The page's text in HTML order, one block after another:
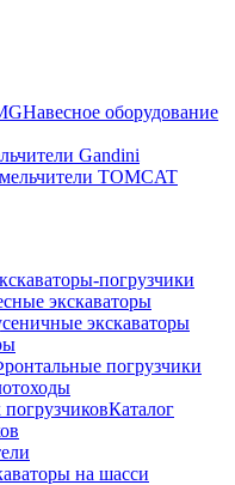
Навесное оборудование
Gandini
TOMCAT
погрузчики
экскаваторы
экскаваторы
погрузчики
Каталог
на шасси